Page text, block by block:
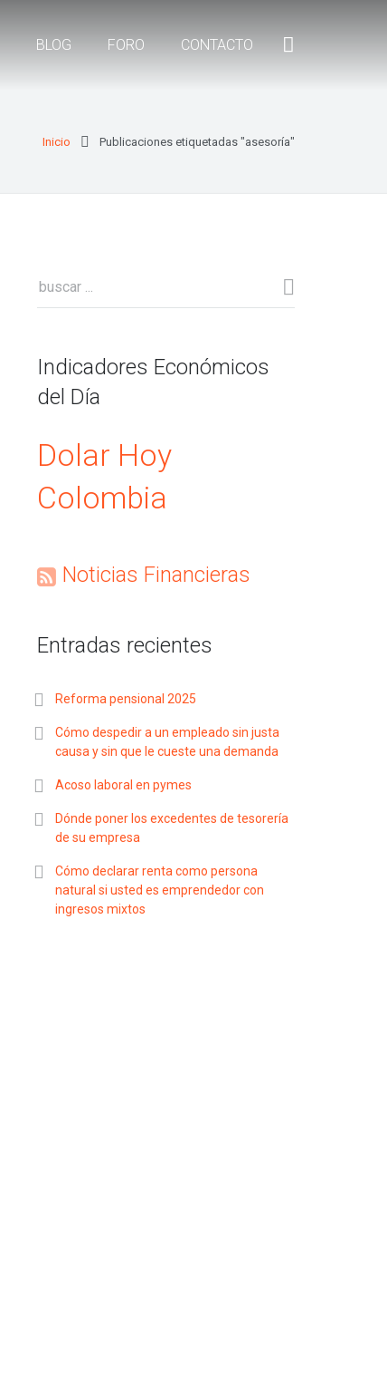
BLOG FORO CONTACTO
Inicio Publicaciones etiquetadas "asesoría"
Indicadores Económicos
del Día
Dolar Hoy
Colombia
Noticias Financieras
Entradas recientes
Reforma pensional 2025
Cómo despedir a un empleado sin justa
causa y sin que le cueste una demanda
Acoso laboral en pymes
Dónde poner los excedentes de tesorería
de su empresa
Cómo declarar renta como persona
natural si usted es emprendedor con
ingresos mixtos